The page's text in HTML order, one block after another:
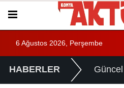
6 Ağustos 2026, Perşembe
HABERLER Güncel